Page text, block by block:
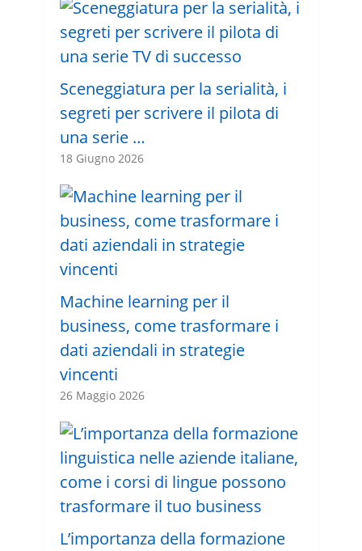
Sceneggiatura per la serialità, i
segreti per scrivere il pilota di
una serie …
18 Giugno 2026
Machine learning per il
business, come trasformare i
dati aziendali in strategie
vincenti
26 Maggio 2026
L’importanza della formazione